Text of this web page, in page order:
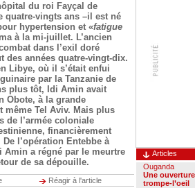
du roi Fayçal de
quatre-vingts ans –il est né
hypertension et «fatigue
à la mi-juillet. L’ancien
dans l’exil doré
des années quatre-vingt-dix.
Libye, où il s’était enfui
par la Tanzanie de
plus tôt, Idi Amin avait
Obote, à la grande
même Tel Aviv. Mais plus
de l’armée coloniale
financièrement
l’opération Entebbe à
Amin a régné par le meurtre
de sa dépouille.
Réagir à l'article
Articles
Ouganda
Une
trompe-l’oeil